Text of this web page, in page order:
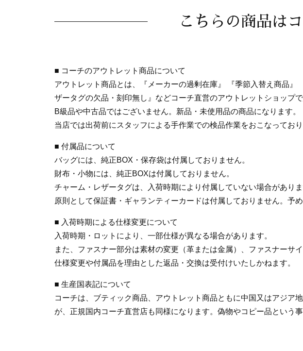
こちらの商品は
■ コーチのアウトレット商品について
アウトレット商品とは、『メーカーの過剰在庫』 『季節入替え商品
ザータグの欠品・刻印無し』などコーチ直営のアウトレットショップ
B級品や中古品ではございません。新品・未使用品の商品になります。
当店では出荷前にスタッフによる手作業での検品作業をおこなってお
■ 付属品について
バッグには、純正BOX・保存袋は付属しておりません。
財布・小物には、純正BOXは付属しておりません。
チャーム・レザータグは、入荷時期により付属していない場合がありま
原則として保証書・ギャランティーカードは付属しておりません。予め
■ 入荷時期による仕様変更について
入荷時期・ロットにより、一部仕様が異なる場合があります。
また、ファスナー部分は素材の変更（革または金属）、ファスナーサ
仕様変更や付属品を理由とした返品・交換は受付けいたしかねます。
■ 生産国表記について
コーチは、ブティック商品、アウトレット商品ともに中国又はアジア
が、正規国内コーチ直営店も同様になります。偽物やコピー品という